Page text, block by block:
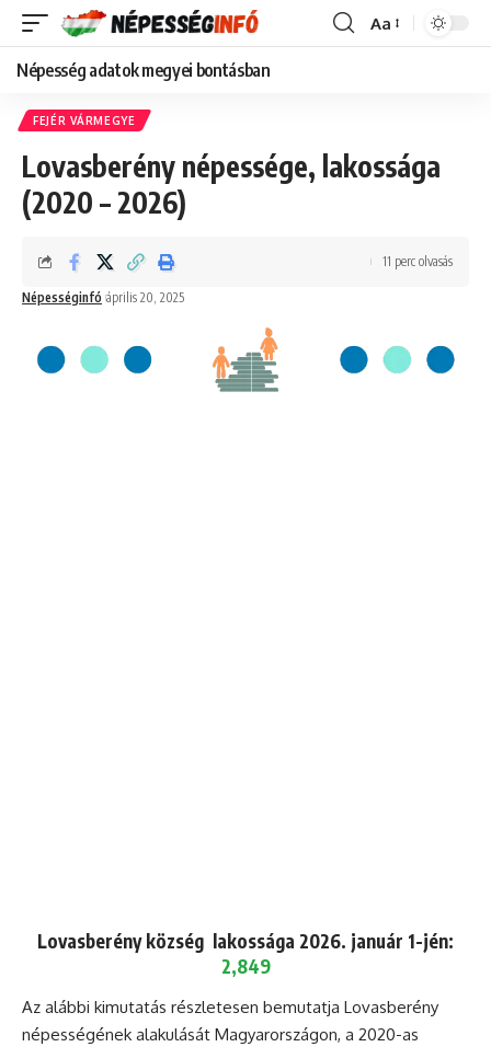
Font
Aa
Népesség adatok megyei bontásban
FEJÉR VÁRMEGYE
Lovasberény népessége, lakossága
(2020 – 2026)
Népességinfó április 20, 2025
11 perc olvasás
Lovasberény község lakossága 2026. január 1-jén:
2,849
Az alábbi kimutatás részletesen bemutatja Lovasberény
népességének alakulását Magyarországon, a 2020-as